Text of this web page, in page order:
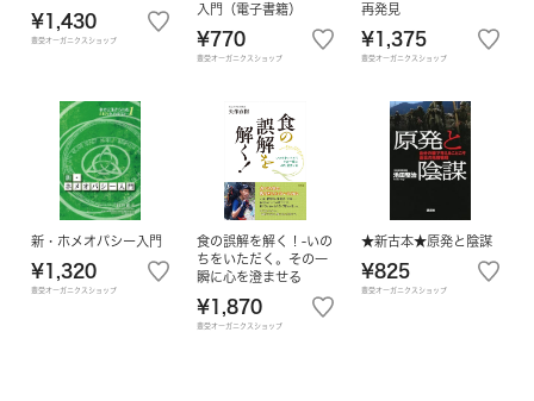
¥1,430
豊受オーガニクスショップ
入門（電子書籍）
¥770
豊受オーガニクスショップ
再発見
¥1,375
豊受オーガニクスショップ
新・ホメオパシー入門
¥1,320
豊受オーガニクスショップ
食の誤解を解く！-いの
ちをいただく。その一
瞬に心を澄ませる
¥1,870
豊受オーガニクスショップ
★新古本★原発と陰謀
¥825
豊受オーガニクスショップ